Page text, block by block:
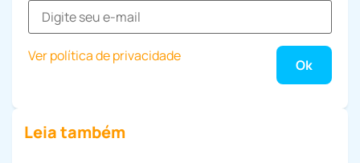
Ver política de privacidade
Leia também